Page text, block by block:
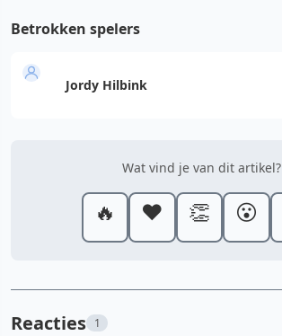
Betrokken spelers
Jordy Hilbink
Wat vind je van dit artikel?
🔥 ❤️ 👏 😮
Reacties 1